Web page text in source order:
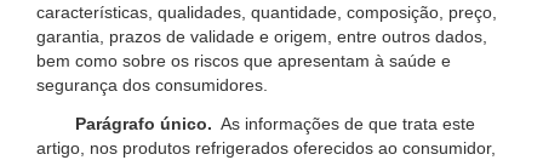
características, qualidades, quantidade, composição, preço,
garantia, prazos de validade e origem, entre outros dados,
bem como sobre os riscos que apresentam à saúde e
segurança dos consumidores.
Parágrafo único. As informações de que trata este
artigo, nos produtos refrigerados oferecidos ao consumidor,